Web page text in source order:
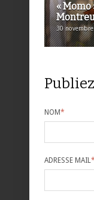
« Momo
30
NOM*
ADRESSE MAIL*